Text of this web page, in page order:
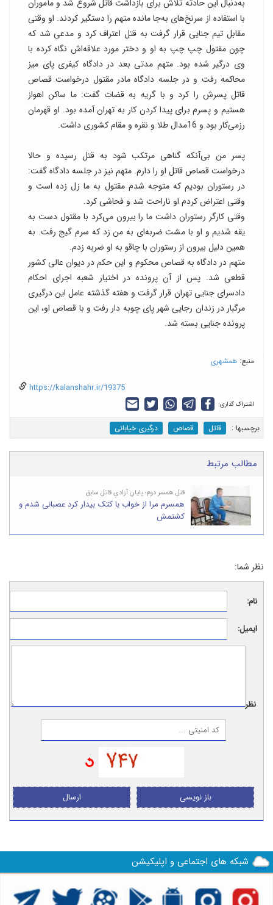
به‌دنبال این حادثه تلاش برای بازداشت قاتل شروع شد و مأموران
با استفاده از سرنخ‌های به‌جا مانده متهم را دستگیر کردند. او وقتی
مقابل تیم جنایی قرار گرفت به قتل اعتراف کرد و مدعی شد که
چون مقتول چپ چپ به او و دختر مورد علاقه‌اش نگاه کرده با
وی درگیر شده بود. متهم مدتی بعد در دادگاه کیفری پای میز
محاکمه رفت و در جلسه دادگاه مادر مقتول درخواست قصاص
قاتل پسرش را کرد و با گریه به قضات گفت: ما ساکن اهواز
هستیم و پسرم برای پیدا کردن کار به تهران آمده بود. او قهرمان
رزمی‌کار بود و 16مدال طلا و نقره و مقام کشوری داشت.
پسر من بی‌آنکه گناهی مرتکب شود به قتل رسیده و حالا
درخواست قصاص قاتل او را دارم. متهم نیز در جلسه دادگاه گفت:
در رستوران بودیم که متوجه شدم مقتول به ما زل زده است و
وقتی اعتراض کردم او ناراحت شد و فحاشی کرد.
وقتی کارگر رستوران داشت ما را بیرون می‌کرد با مقتول دست به
یقه شدیم و او با مشت ضربه‌ای به من زد که سرم گیج رفت. به
همین دلیل بیرون از رستوران با چاقو به او ضربه زدم.
متهم در دادگاه به قصاص محکوم و این حکم در دیوان عالی کشور
قطعی شد. پس از آن پرونده در اختیار شعبه اجرای احکام
دادسرای جنایی تهران قرار گرفت و هفته گذشته عامل این درگیری
مرگبار در زندان رجایی شهر پای چوبه دار رفت و با قصاص او، این
پرونده جنایی بسته شد.
منبع: همشهری
https://kalanshahr.ir/19375
اشتراک گذاری:
برچسب‎ها : قاتل قصاص درگیری خیابانی
مطالب مرتبط
قتل همسر دوم؛ پایانِ آزادیِ قاتل سابق
همسرم مرا از خواب با کتک بیدار کرد عصبانی شدم و
کشتمش
نظر شما:
نام:
ایمیل:
نظر:
ارسال باز نویسی
شبکه های اجتماعی و اپلیکیشن